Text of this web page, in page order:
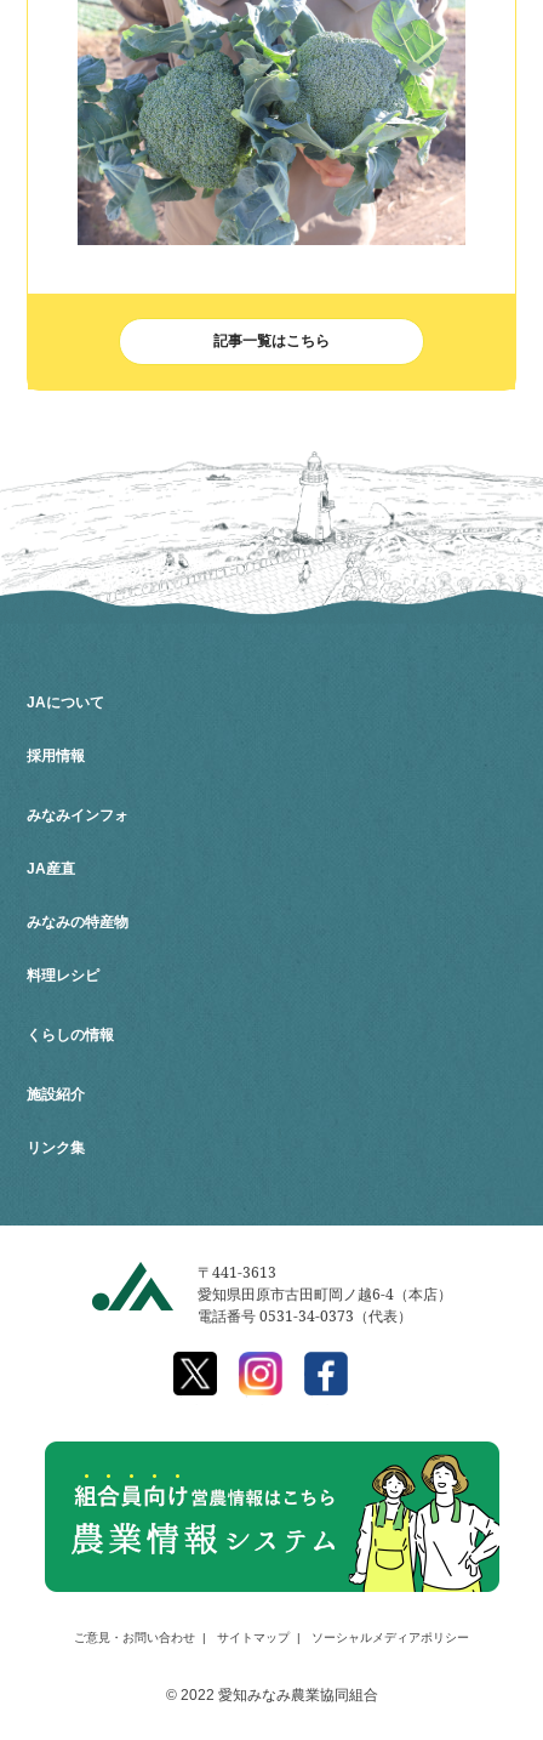
記事一覧はこちら
JAについて
採用情報
みなみインフォ
JA産直
みなみの特産物
料理レシピ
くらしの情報
施設紹介
リンク集
〒441-3613
愛知県田原市古田町岡ノ越6-4（本店）
電話番号 0531-34-0373（代表）
ご意見・お問い合わせ サイトマップ ソーシャルメディアポリシー
© 2022 愛知みなみ農業協同組合